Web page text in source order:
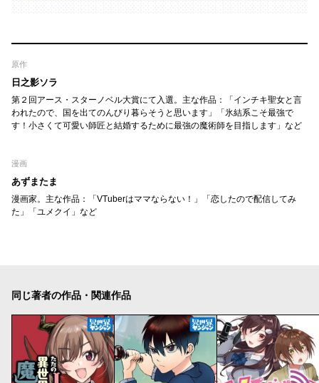
原作
日之影ソラ
第２回アース・スターノベル大賞にて入選。主な作品：「インチキ聖女と言
われたので、国を出てのんびり暮らそうと思います」「氷結系こそ最強で
す！小さくて可愛い師匠と結婚するために最強の魔術師を目指します」など
漫画
あずまたま
漫画家。主な作品：「VTuberはママならない！」「恋したので配信してみ
た」「ユメクイ」など
同じ著者の作品・関連作品